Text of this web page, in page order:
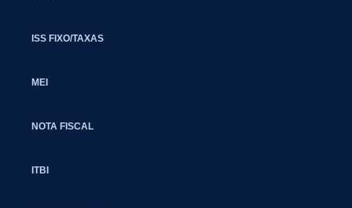
ISS FIXO/TAXAS
MEI
NOTA FISCAL
ITBI